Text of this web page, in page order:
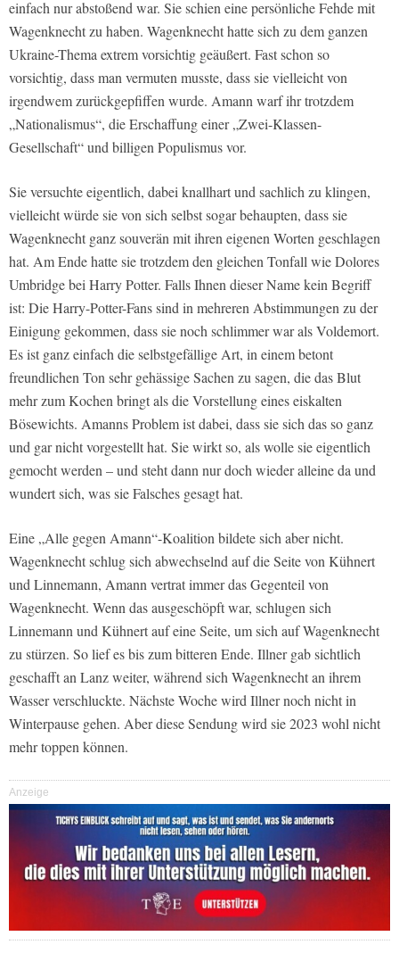
einfach nur abstoßend war. Sie schien eine persönliche Fehde mit
Wagenknecht zu haben. Wagenknecht hatte sich zu dem ganzen
Ukraine-Thema extrem vorsichtig geäußert. Fast schon so
vorsichtig, dass man vermuten musste, dass sie vielleicht von
irgendwem zurückgepfiffen wurde. Amann warf ihr trotzdem
„Nationalismus“, die Erschaffung einer „Zwei-Klassen-
Gesellschaft“ und billigen Populismus vor.
Sie versuchte eigentlich, dabei knallhart und sachlich zu klingen,
vielleicht würde sie von sich selbst sogar behaupten, dass sie
Wagenknecht ganz souverän mit ihren eigenen Worten geschlagen
hat. Am Ende hatte sie trotzdem den gleichen Tonfall wie Dolores
Umbridge bei Harry Potter. Falls Ihnen dieser Name kein Begriff
ist: Die Harry-Potter-Fans sind in mehreren Abstimmungen zu der
Einigung gekommen, dass sie noch schlimmer war als Voldemort.
Es ist ganz einfach die selbstgefällige Art, in einem betont
freundlichen Ton sehr gehässige Sachen zu sagen, die das Blut
mehr zum Kochen bringt als die Vorstellung eines eiskalten
Bösewichts. Amanns Problem ist dabei, dass sie sich das so ganz
und gar nicht vorgestellt hat. Sie wirkt so, als wolle sie eigentlich
gemocht werden – und steht dann nur doch wieder alleine da und
wundert sich, was sie Falsches gesagt hat.
Eine „Alle gegen Amann“-Koalition bildete sich aber nicht.
Wagenknecht schlug sich abwechselnd auf die Seite von Kühnert
und Linnemann, Amann vertrat immer das Gegenteil von
Wagenknecht. Wenn das ausgeschöpft war, schlugen sich
Linnemann und Kühnert auf eine Seite, um sich auf Wagenknecht
zu stürzen. So lief es bis zum bitteren Ende. Illner gab sichtlich
geschafft an Lanz weiter, während sich Wagenknecht an ihrem
Wasser verschluckte. Nächste Woche wird Illner noch nicht in
Winterpause gehen. Aber diese Sendung wird sie 2023 wohl nicht
mehr toppen können.
Anzeige